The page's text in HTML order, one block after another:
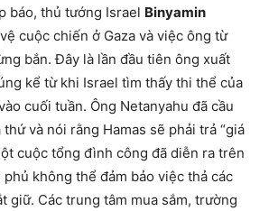
báo, thủ tướng Israel Binyamin
cuộc chiến ở Gaza và việc ông từ
bắn. Đây là lần đầu tiên ông xuất
kể từ khi Israel tìm thấy thi thể của
cuối tuần. Ông Netanyahu đã cầu
và nói rằng Hamas sẽ phải trả “giá
cuộc tổng đình công đã diễn ra trên
không thể đảm bảo việc thả các
giữ. Các trung tâm mua sắm, trường